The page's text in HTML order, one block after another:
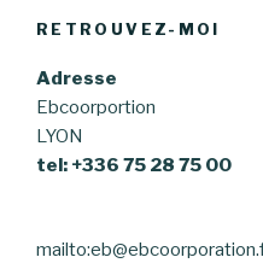
RETROUVEZ-MOI
Adresse
Ebcoorportion
LYON
tel: +336 75 28 75 00